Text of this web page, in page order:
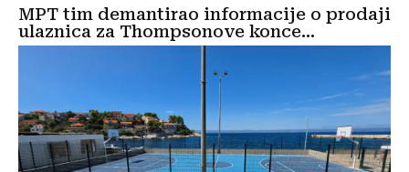
MPT tim demantirao informacije o prodaji
ulaznica za Thompsonove konce...